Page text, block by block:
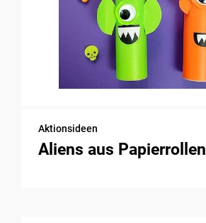
Aktionsideen
Aliens aus Papierrollen